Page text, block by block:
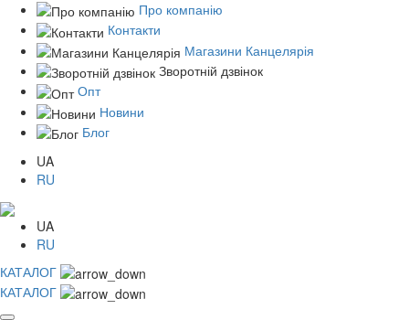
Про компанію
Контакти
Магазини Канцелярія
Зворотній дзвінок
Опт
Новини
Блог
UA
RU
UA
RU
КАТАЛОГ
КАТАЛОГ